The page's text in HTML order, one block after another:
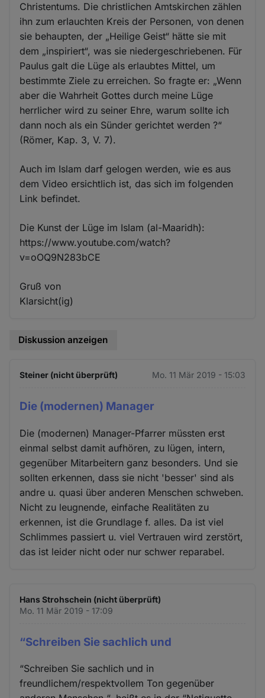
Christentums. Die christlichen Amtskirchen zählen
ihn zum erlauchten Kreis der Personen, von denen
sie behaupten, der „Heilige Geist“ hätte sie mit
dem „inspiriert“, was sie niedergeschriebenen. Für
Paulus galt die Lüge als erlaubtes Mittel, um
bestimmte Ziele zu erreichen. So fragte er: „Wenn
aber die Wahrheit Gottes durch meine Lüge
herrlicher wird zu seiner Ehre, warum sollte ich
dann noch als ein Sünder gerichtet werden ?“
(Römer, Kap. 3, V. 7).
Auch im Islam darf gelogen werden, wie es aus
dem Video ersichtlich ist, das sich im folgenden
Link befindet.
Die Kunst der Lüge im Islam (al-Maaridh):
https://www.youtube.com/watch?
v=oOQ9N283bCE
Gruß von
Klarsicht(ig)
Diskussion anzeigen
Steiner (nicht überprüft) Mo. 11 Mär 2019 - 15:03
Die (modernen) Manager
Die (modernen) Manager-Pfarrer müssten erst
einmal selbst damit aufhören, zu lügen, intern,
gegenüber Mitarbeitern ganz besonders. Und sie
sollten erkennen, dass sie nicht 'besser' sind als
andre u. quasi über anderen Menschen schweben.
Nicht zu leugnende, einfache Realitäten zu
erkennen, ist die Grundlage f. alles. Da ist viel
Schlimmes passiert u. viel Vertrauen wird zerstört,
das ist leider nicht oder nur schwer reparabel.
Hans Strohschein (nicht überprüft)
Mo. 11 Mär 2019 - 17:09
“Schreiben Sie sachlich und
“Schreiben Sie sachlich und in
freundlichem/respektvollem Ton gegenüber